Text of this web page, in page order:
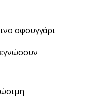
σφουγγάρι